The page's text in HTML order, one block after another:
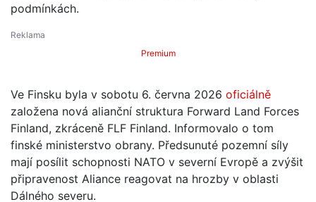
podmínkách.
Premium
Ve Finsku byla v sobotu 6. června 2026 oficiálně
založena nová alianční struktura Forward Land Forces
Finland, zkráceně FLF Finland. Informovalo o tom
finské ministerstvo obrany. Předsunuté pozemní síly
mají posílit schopnosti NATO v severní Evropě a zvýšit
připravenost Aliance reagovat na hrozby v oblasti
Dálného severu.